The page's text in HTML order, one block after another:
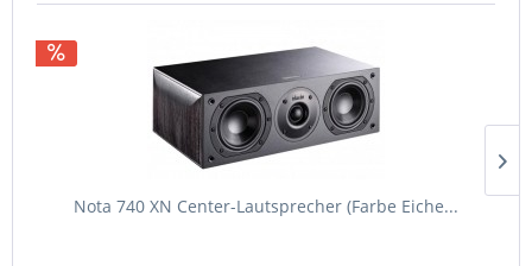
Nota 740 XN Center-Lautsprecher (Farbe Eiche...